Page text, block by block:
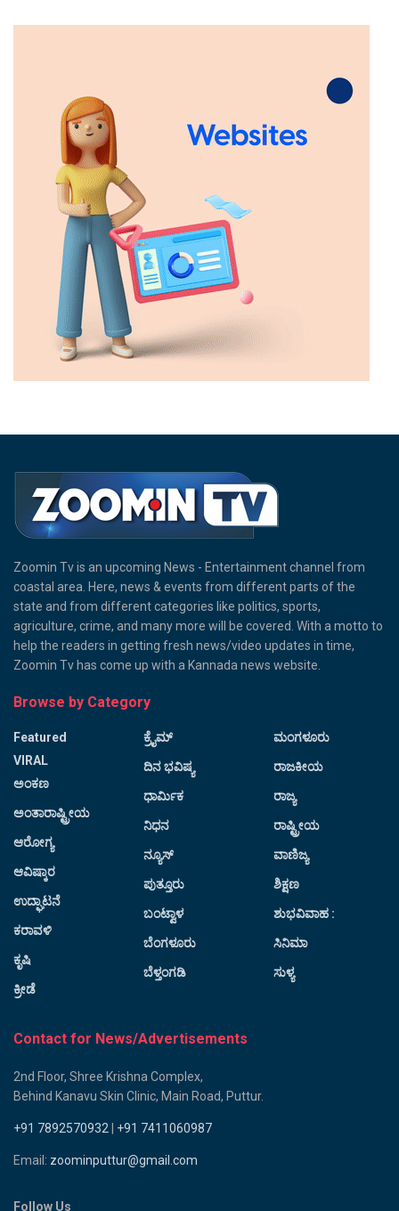
Zoomin Tv is an upcoming News - Entertainment channel from
coastal area. Here, news & events from different parts of the
state and from different categories like politics, sports,
agriculture, crime, and many more will be covered. With a motto to
help the readers in getting fresh news/video updates in time,
Zoomin Tv has come up with a Kannada news website.
Browse by Category
Featured
VIRAL
ಅಂಕಣ
ಅಂತಾರಾಷ್ಟ್ರೀಯ
ಆರೋಗ್ಯ
ಆವಿಷ್ಕಾರ
ಉದ್ಘಾಟನೆ
ಕರಾವಳಿ
ಕೃಷಿ
ಕ್ರೀಡೆ
ಕ್ರೈಮ್
ದಿನ ಭವಿಷ್ಯ
ಧಾರ್ಮಿಕ
ನಿಧನ
ನ್ಯೂಸ್
ಪುತ್ತೂರು
ಬಂಟ್ವಾಳ
ಬೆಂಗಳೂರು
ಬೆಳ್ತಂಗಡಿ
ಮಂಗಳೂರು
ರಾಜಕೀಯ
ರಾಜ್ಯ
ರಾಷ್ಟ್ರೀಯ
ವಾಣಿಜ್ಯ
ಶಿಕ್ಷಣ
ಶುಭವಿವಾಹ :
ಸಿನಿಮಾ
ಸುಳ್ಯ
Contact for News/Advertisements
2nd Floor, Shree Krishna Complex,
Behind Kanavu Skin Clinic, Main Road, Puttur.
+91 7892570932 +91 7411060987
Email: zoominputtur@gmail.com
Follow Us